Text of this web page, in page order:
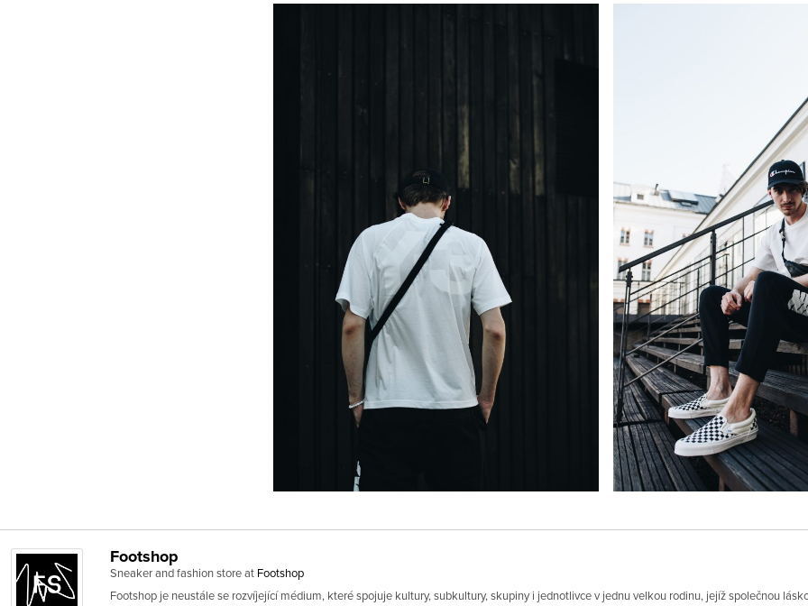
Footshop
Sneaker and fashion storeat Footshop
Footshop je neustále se rozvíjející médium, které spojuje kultury, subkultury, skupiny i jednotlivce v jednu velkou rodinu, jejíž společnou